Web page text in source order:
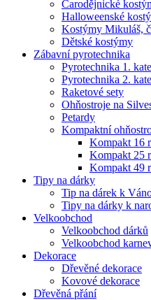
Čarodějnické
Halloweenské
Kostýmy Mikuláš,
Dětské kostýmy
Zábavní pyrotechnika
Pyrotechnika 1.
Pyrotechnika 2.
Raketové sety
Ohňostroje na
Petardy
Kompaktní
Kompakt 16
Kompakt 25
Kompakt 49
Tipy na dárky
Tip na dárek k
Tipy na dárky k
Velkoobchod
Velkoobchod dárků
Velkoobchod
Dekorace
Dřevěné dekorace
Kovové dekorace
Dřevěná přání